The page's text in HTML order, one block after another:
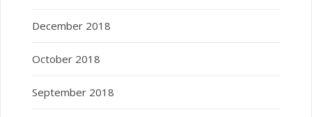
December 2018
October 2018
September 2018